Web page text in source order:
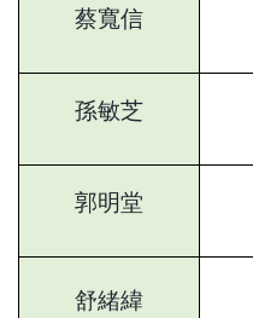
蔡寬信
孫敏芝
郭明堂
舒緒緯